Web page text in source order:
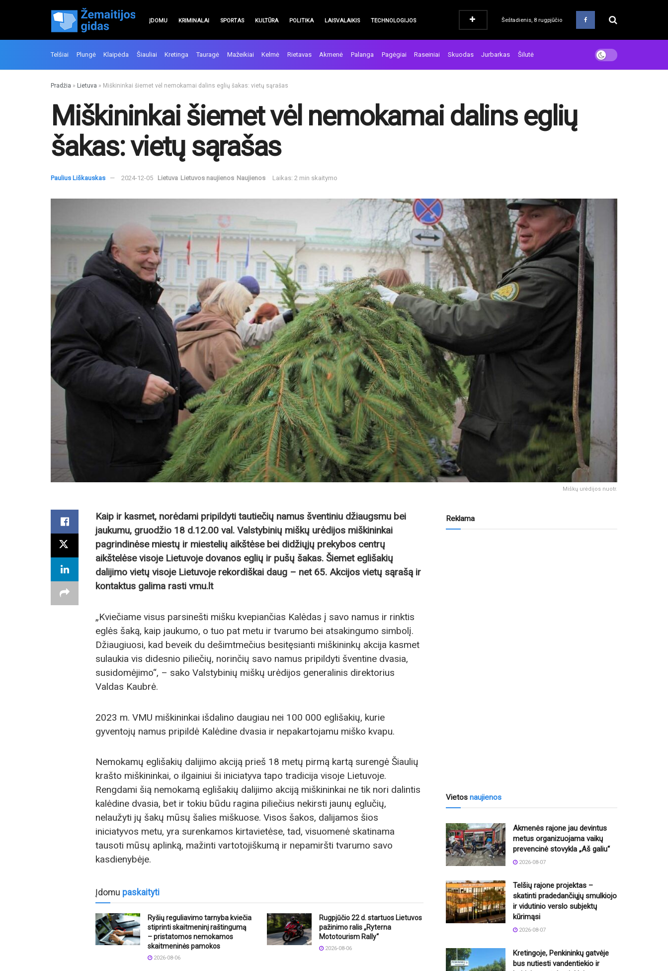
ĮDOMU KRIMINALAI SPORTAS KULTŪRA POLITIKA LAISVALAIKIS TECHNOLOGIJOS Šeštadienis, 8 rugpjūčio
Telšiai Plungė Klaipėda Šiauliai Kretinga Tauragė Mažeikiai Kelmė Rietavas Akmenė Palanga Pagėgiai Raseiniai Skuodas Jurbarkas Šilutė
Pradžia » Lietuva » Miškininkai šiemet vėl nemokamai dalins eglių šakas: vietų sąrašas
Miškininkai šiemet vėl nemokamai dalins eglių
šakas: vietų sąrašas
Paulius Liškauskas 2024-12-05 Lietuva Lietuvos naujienos Naujienos Laikas: 2 min skaitymo
Miškų urėdijos nuotr.
Kaip ir kasmet, norėdami pripildyti tautiečių namus šventiniu džiaugsmu bei
jaukumu, gruodžio 18 d.12.00 val. Valstybinių miškų urėdijos miškininkai
pagrindinėse miestų ir miestelių aikštėse bei didžiųjų prekybos centrų
aikštelėse visoje Lietuvoje dovanos eglių ir pušų šakas. Šiemet eglišakių
dalijimo vietų visoje Lietuvoje rekordiškai daug – net 65. Akcijos vietų sąrašą ir
kontaktus galima rasti vmu.lt
„Kviečiame visus parsinešti mišku kvepiančias Kalėdas į savo namus ir rinktis
eglės šaką, kaip jaukumo, o tuo pat metu ir tvarumo bei atsakingumo simbolį.
Džiaugiuosi, kad beveik du dešimtmečius besitęsianti miškininkų akcija kasmet
sulaukia vis didesnio piliečių, norinčių savo namus pripildyti šventine dvasia,
susidomėjimo“, – sako Valstybinių miškų urėdijos generalinis direktorius
Valdas Kaubrė.
2023 m. VMU miškininkai išdalino daugiau nei 100 000 eglišakių, kurie
gyventojų namus pripildė Kalėdine dvasia ir nepakartojamu miško kvapu.
Nemokamų eglišakių dalijimo akciją prieš 18 metų pirmą kartą surengė Šiaulių
krašto miškininkai, o ilgainiui ši iniciatyva tapo tradicija visoje Lietuvoje.
Rengdami šią nemokamą eglišakių dalijimo akciją miškininkai ne tik nori dalintis
kalėdine dvasia, bet ir tokiu būdu ragina piliečius nekirsti jaunų eglučių,
nelaužyti jų šakų mūsų šalies miškuose. Visos šakos, dalijamos šios
iniciatyvos metu, yra surenkamos kirtavietėse, tad, visuomenė skatinama
tausoti mūsų aplinką, mažinti vartotojiškumą ir nepamiršti tvarumo savo
kasdienybėje.
Įdomu paskaityti
Ryšių reguliavimo tarnyba kviečia
stiprinti skaitmeninį raštingumą
– pristatomos nemokamos
skaitmeninės pamokos
2026-08-06
Rugpjūčio 22 d. startuos Lietuvos
pažinimo ralis „Ryterna
Mototourism Rally“
2026-08-06
Reklama
Vietos naujienos
Akmenės rajone jau devintus
metus organizuojama vaikų
prevencinė stovykla „Aš galiu“
2026-08-07
Telšių rajone projektas –
skatinti pradedančiųjų smulkiojo
ir vidutinio verslo subjektų
kūrimąsi
2026-08-07
Kretingoje, Penkininkų gatvėje
bus nutiesti vandentiekio ir